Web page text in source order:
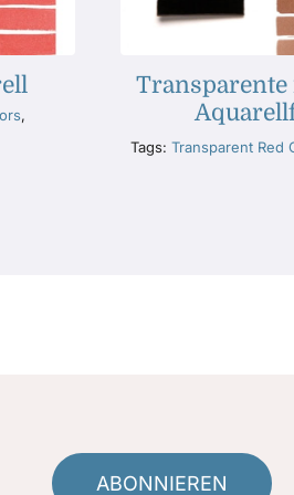
,
Transparente
Tags: Transparent Red
ABONNIEREN